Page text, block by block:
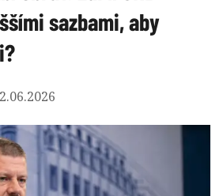
sazbami, aby